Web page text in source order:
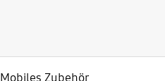
Mobiles Zubehör